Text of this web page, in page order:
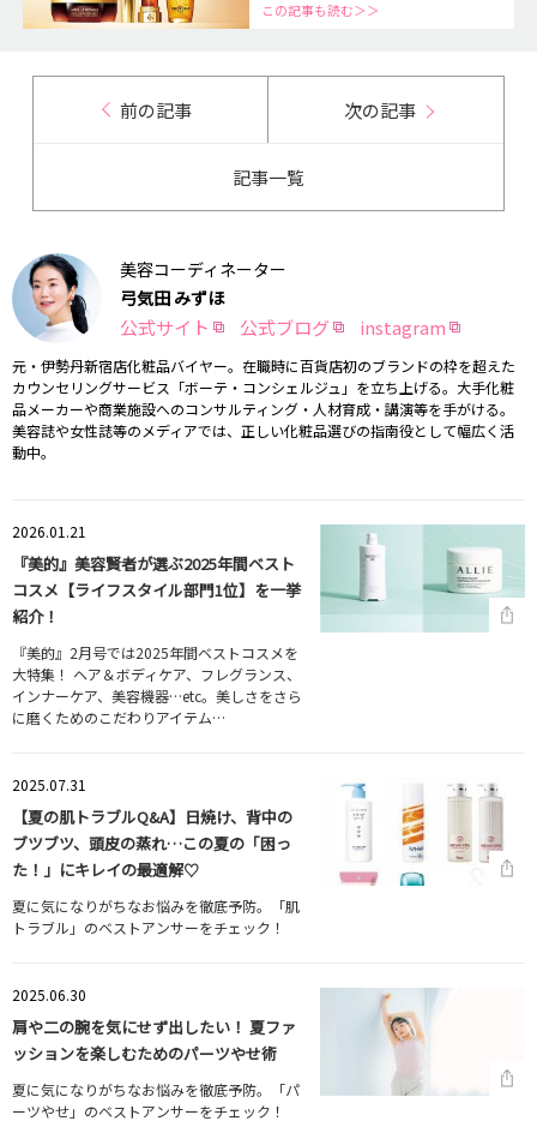
この記事も読む＞＞
前の記事 次の記事
記事一覧
美容コーディネーター
弓気田 みずほ
公式サイト 公式ブログ instagram
元・伊勢丹新宿店化粧品バイヤー。在職時に百貨店初のブランドの枠を超えた
カウンセリングサービス「ボーテ・コンシェルジュ」を立ち上げる。大手化粧
品メーカーや商業施設へのコンサルティング・人材育成・講演等を手がける。
美容誌や女性誌等のメディアでは、正しい化粧品選びの指南役として幅広く活
動中。
2026.01.21
『美的』美容賢者が選ぶ2025年間ベスト
コスメ【ライフスタイル部門1位】を一挙
紹介！
『美的』2月号では2025年間ベストコスメを
大特集！ ヘア＆ボディケア、フレグランス、
インナーケア、美容機器…etc。美しさをさら
に磨くためのこだわりアイテム…
2025.07.31
【夏の肌トラブルQ&A】日焼け、背中の
ブツブツ、頭皮の蒸れ…この夏の「困っ
た！」にキレイの最適解♡
夏に気になりがちなお悩みを徹底予防。「肌
トラブル」のベストアンサーをチェック！
2025.06.30
肩や二の腕を気にせず出したい！ 夏ファ
ッションを楽しむためのパーツやせ術
夏に気になりがちなお悩みを徹底予防。「パ
ーツやせ」のベストアンサーをチェック！